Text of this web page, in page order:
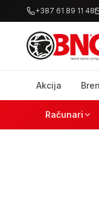
+387 61 89 11 48
Akcija
Računari